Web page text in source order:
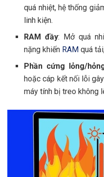
quá nhiệt, hệ thống
linh kiện.
RAM đầy: Mở quá
nặng khiến RAM quá
Phần cứng lỏng/
hoặc cáp kết nối lỗi
máy tính bị treo không